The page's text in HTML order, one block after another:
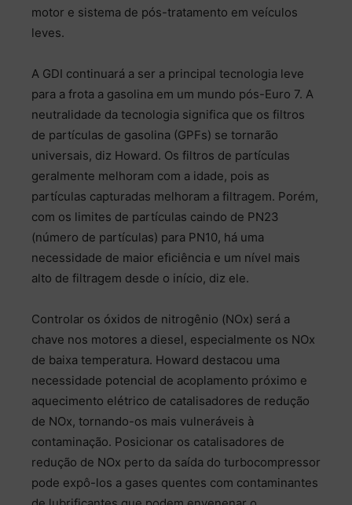
motor e sistema de pós-tratamento em veículos
leves.
A GDI continuará a ser a principal tecnologia leve
para a frota a gasolina em um mundo pós-Euro 7. A
neutralidade da tecnologia significa que os filtros
de partículas de gasolina (GPFs) se tornarão
universais, diz Howard. Os filtros de partículas
geralmente melhoram com a idade, pois as
partículas capturadas melhoram a filtragem. Porém,
com os limites de partículas caindo de PN23
(número de partículas) para PN10, há uma
necessidade de maior eficiência e um nível mais
alto de filtragem desde o início, diz ele.
Controlar os óxidos de nitrogênio (NOx) será a
chave nos motores a diesel, especialmente os NOx
de baixa temperatura. Howard destacou uma
necessidade potencial de acoplamento próximo e
aquecimento elétrico de catalisadores de redução
de NOx, tornando-os mais vulneráveis à
contaminação. Posicionar os catalisadores de
redução de NOx perto da saída do turbocompressor
pode expô-los a gases quentes com contaminantes